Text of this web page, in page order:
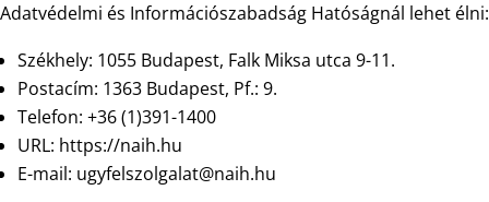
Adatvédelmi és Információszabadság Hatóságnál lehet élni:
Székhely: 1055 Budapest, Falk Miksa utca 9-11.
Postacím: 1363 Budapest, Pf.: 9.
Telefon: +36 (1)391-1400
URL: https://naih.hu
E-mail: ugyfelszolgalat@naih.hu